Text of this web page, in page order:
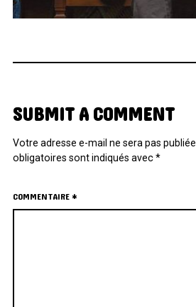
SUBMIT A COMMENT
Votre adresse e-mail ne sera pas publiée.
obligatoires sont indiqués avec*
COMMENTAIRE*